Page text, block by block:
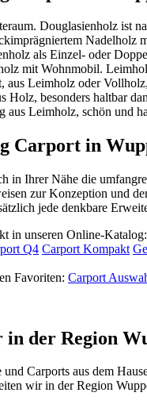
Carport in
in Ihrer Nähe die
zur Konzeption und
jede denkbare
in unseren Online-Katalog:
Q4 Carport Kompakt
Favoriten: Carport
in der Region
und Carports aus dem
wir in der Region